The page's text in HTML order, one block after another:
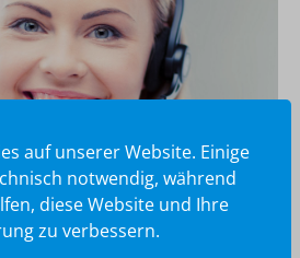
auf unserer Website. Einige
notwendig, während
diese Website und Ihre
zu verbessern.